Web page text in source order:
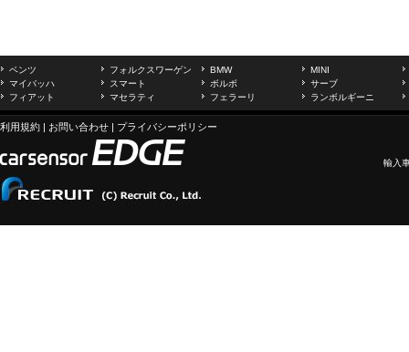
ベンツ フォルクスワーゲン BMW
MINI
マイバッハ
スマート ボルボ
サーブ
フィアット
マセラティ フェラーリ ランボルギーニ
利用規約 | お問い合わせ | プライバシーポリシー
輸入